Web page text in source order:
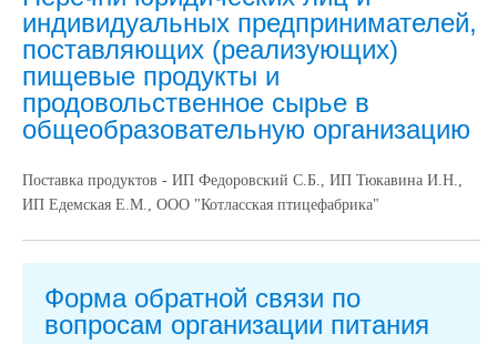
индивидуальных предпринимателей,
поставляющих (реализующих)
пищевые продукты и
продовольственное сырье в
общеобразовательную организацию
Поставка продуктов - ИП Федоровский С.Б., ИП Тюкавина И.Н.,
ИП Едемская Е.М., ООО "Котласская птицефабрика"
Форма обратной связи по
вопросам организации питания